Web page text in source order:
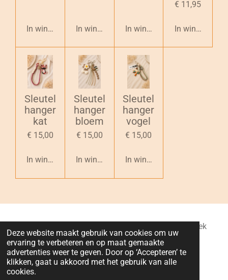
Deze website maakt gebruik van cookies om uw
ervaring te verbeteren en op maat gemaakte
advertenties weer te geven. Door op ‘Accepteren’ te
klikken, gaat u akkoord met het gebruik van alle
cookies.
In winkelwagenIn winkelwagenIn winkelwagen
€ 11,95
In
Sleutel
hanger
kat
€ 15,00
In winkelwagen
Sleutel
hanger
bloem
€ 15,00
In winkelwagen
Sleutel
hanger
vogel
€ 15,00
In winkelwagen
Lilo Deco : Gebroeders Van Benedenlaan 5, Ruisbroek
(Puurs-Sint-Amands), België
BTW nummer : BE0763628342
IBAN (rekeningnummer) : BE49 1030 9150 2971
© 2024 - 2026 Lilo Deco